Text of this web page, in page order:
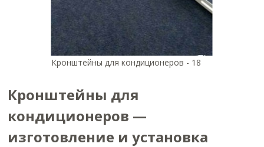
Кронштейны для кондиционеров - 18
Кронштейны для
кондиционеров —
изготовление и установка